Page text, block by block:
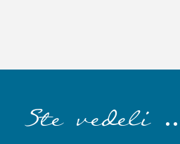
Ste vedeli